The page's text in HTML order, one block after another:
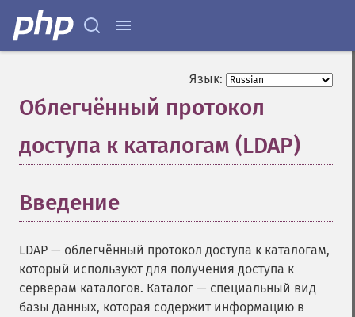
Язык:
Облегчённый протокол
доступа к каталогам (LDAP)
Введение
LDAP — облегчённый протокол доступа к каталогам,
который используют для получения доступа к
серверам каталогов. Каталог — специальный вид
базы данных, которая содержит информацию в